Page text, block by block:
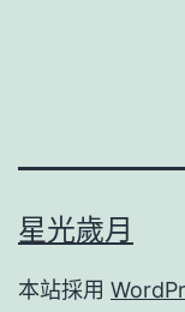
星光歲月
本站採用